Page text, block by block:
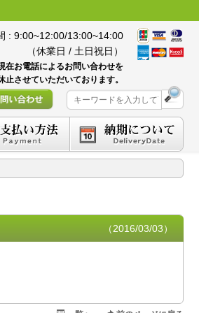
: 9:00~12:00/13:00~14:00
（休業日 / 土日祝日）
在お電話によるお問い合わせを
止させていただいております。
（2016/03/03）